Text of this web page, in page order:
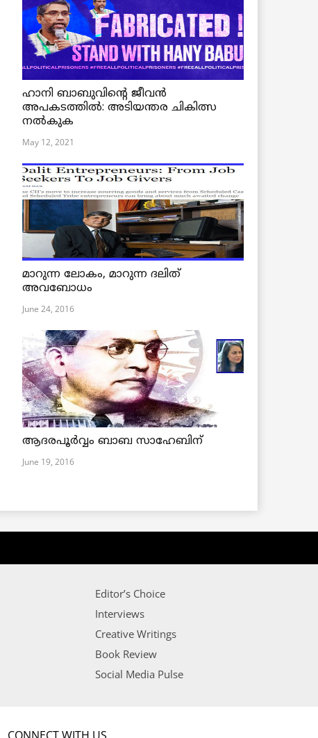
ഹാനി ബാബുവിന്റെ ജീവൻ
അപകടത്തിൽ: അടിയന്തര ചികിത്സ
നൽകുക
May 12, 2021
മാറുന്ന ലോകം, മാറുന്ന ദലിത്
അവബോധം
June 24, 2016
ആദരപൂര്‍വ്വം ബാബ സാഹേബിന്
June 19, 2016
Editor’s Choice
Interviews
Creative Writings
Book Review
Social Media Pulse